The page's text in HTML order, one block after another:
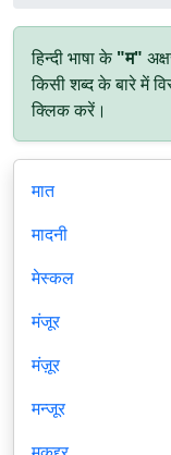
हिन्दी भाषा के "म"
किसी शब्द के बारे में
क्लिक करें।
मात
मादनी
मेस्कल
मंजूर
मंज़ूर
मन्जूर